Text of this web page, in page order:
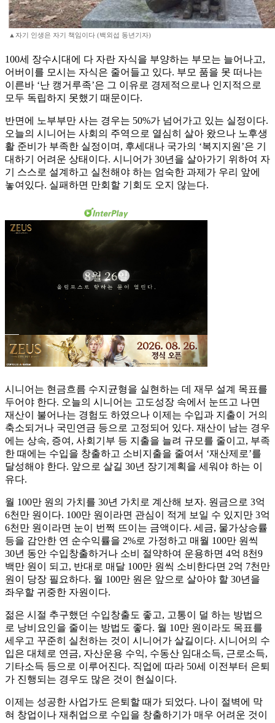
▲자기 인생은 자기 책임이다 (백외섭 동년기자)
100세 장수시대에 다 자란 자식을 부양하는 부모는 늘어나고,
어버이를 모시는 자식은 줄어들고 있다. 부모 품을 못 떠나는
이른바 ‘난 캥거루족’은 그 이유로 경제적으로나 인지적으로
모두 독립하지 못했기 때문이다.
반면에 노부부만 사는 경우는 50%가 넘어가고 있는 실정이다.
오늘의 시니어는 사회의 주역으로 열심히 살아 왔으나 노후생
활 준비가 부족한 실정이며, 후세대나 국가의 ‘복지지원’은 기
대하기 어려운 상태이다. 시니어가 30년을 살아가기 위하여 자
기 스스로 설계하고 실천해야 하는 엄숙한 과제가 우리 앞에
놓여있다. 실패하면 만회할 기회도 오지 않는다.
시니어는 현금흐름 수지균형을 실현하는 데 재무 설계 목표를
두어야 한다. 오늘의 시니어는 고도성장 속에서 눈뜨고 나면
재산이 불어나는 경험도 하였으나 이제는 수입과 지출이 거의
축소되거나 국민연금 등으로 고정되어 있다. 재산이 남는 경우
에는 상속, 증여, 사회기부 등 지출을 늘려 규모를 줄이고, 부족
한 때에는 수입을 창출하고 소비지출을 줄여서 ‘재산제로’를
달성해야 한다. 앞으로 살길 30년 장기계획을 세워야 하는 이
유다.
월 100만 원의 가치를 30년 가치로 계산해 보자. 원금으로 3억
6천만 원이다. 100만 원이라면 관심이 적게 보일 수 있지만 3억
6천만 원이라면 눈이 번쩍 뜨이는 금액이다. 세금, 물가상승률
등을 감안한 연 순수익률을 2%로 가정하고 매월 100만 원씩
30년 동안 수입창출하거나 소비 절약하여 운용하면 4억 8천9
백만 원이 되고, 반대로 매달 100만 원씩 소비한다면 2억 7천만
원이 당장 필요하다. 월 100만 원은 앞으로 살아야 할 30년을
좌우할 귀중한 자원이다.
젊은 시절 추구했던 수입창출도 좋고, 고통이 덜 하는 방법으
로 낭비요인을 줄이는 방법도 좋다. 월 10만 원이라도 목표를
세우고 꾸준히 실천하는 것이 시니어가 살길이다. 시니어의 수
입은 대체로 연금, 자산운용 수익, 수동산 임대소득, 근로소득,
기타소득 등으로 이루어진다. 직업에 따라 50세 이전부터 은퇴
가 진행되는 경우도 많은 것이 현실이다.
이제는 성공한 사업가도 은퇴할 때가 되었다. 나이 절벽에 막
혀 창업이나 재취업으로 수입을 창출하기가 매우 어려운 것이